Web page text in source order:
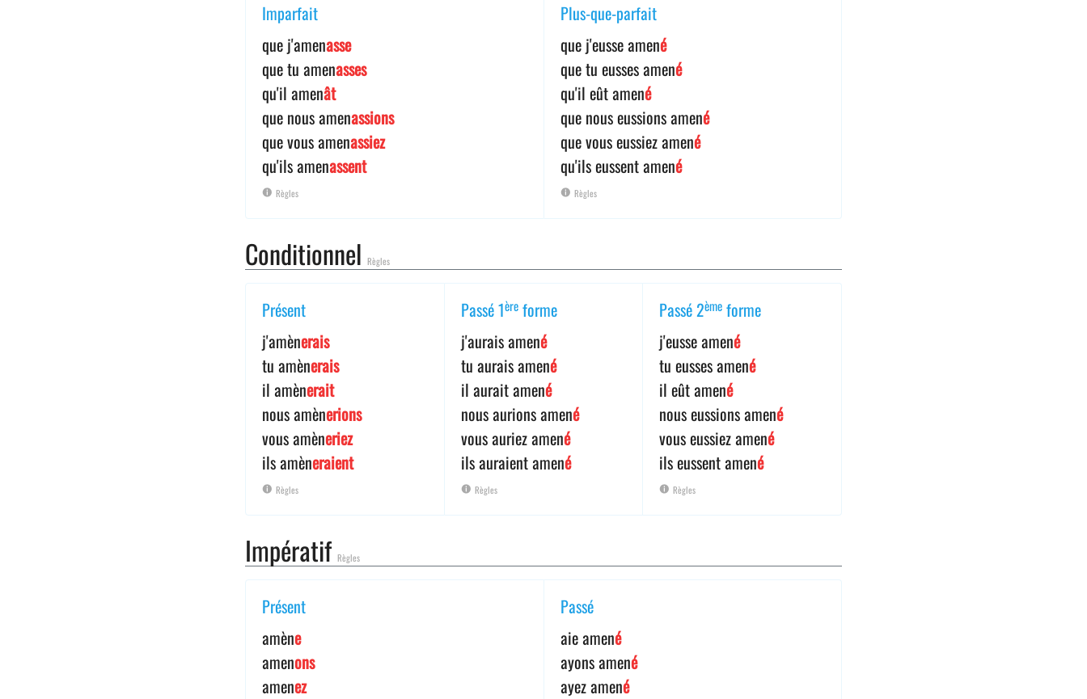
Imparfait
que j'amenasse
que tu amenasses
qu'il amenât
que nous amenassions
que vous amenassiez
qu'ils amenassent
Règles
Plus-que-parfait
que j'eusse amené
que tu eusses amené
qu'il eût amené
que nous eussions amené
que vous eussiez amené
qu'ils eussent amené
Règles
Conditionnel Règles
Présent
j'amènerais
tu amènerais
il amènerait
nous amènerions
vous amèneriez
ils amèneraient
Règles
Passé 1èreforme
j'aurais amené
tu aurais amené
il aurait amené
nous aurions amené
vous auriez amené
ils auraient amené
Règles
Passé 2ème forme
j'eusse amené
tu eusses amené
il eût amené
nous eussions amené
vous eussiez amené
ils eussent amené
Règles
Impératif Règles
Présent
amène
amenons
amenez
Passé
aie amené
ayons amené
ayez amené